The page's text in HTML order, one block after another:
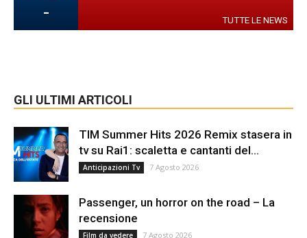
- TUTTE LE NEWS
GLI ULTIMI ARTICOLI
TIM Summer Hits 2026 Remix stasera in
tv su Rai1: scaletta e cantanti del...
Anticipazioni Tv 7 Agosto 2026
Passenger, un horror on the road – La
recensione
Film da vedere 7 Agosto 2026